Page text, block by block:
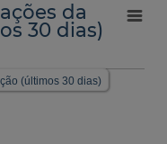
da
30 dias)
(últimos 30 dias)